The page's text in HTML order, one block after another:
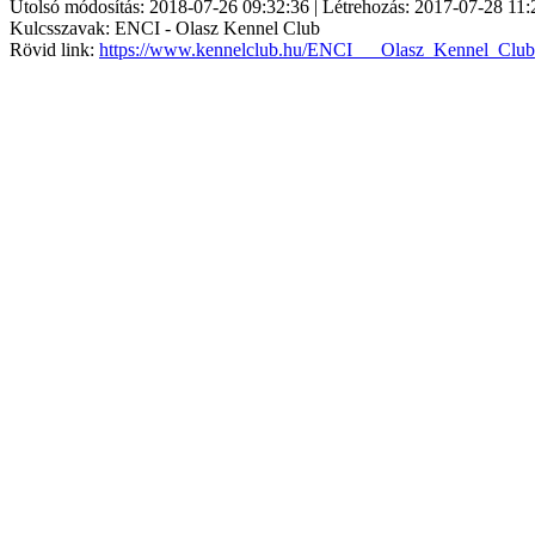
Utolsó módosítás: 2018-07-26 09:32:36 | Létrehozás: 2017-07-28
Kulcsszavak: ENCI - Olasz Kennel Club
Rövid link: https://www.kennelclub.hu/ENCI___Olasz_Kennel_Club